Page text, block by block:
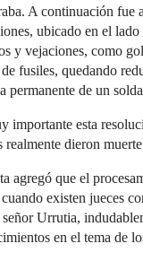
A continuación fue
ubicado en el
y vejaciones, como
fusiles, quedando
permanente de un
importante esta
realmente dieron
agregó que el
existen jueces
señor Urrutia,
en el tema de